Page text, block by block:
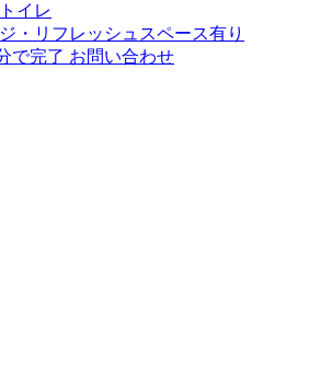
イレ
・リフレッシュスペース有り
で完了 お問い合わせ